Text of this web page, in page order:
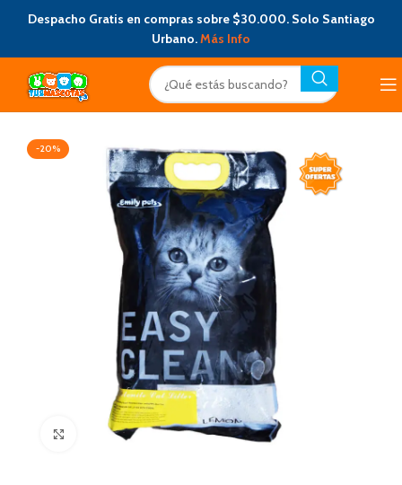
Despacho Gratis en compras sobre $30.000. Solo Santiago
Urbano.Más Info
-20%
Click to enlarge